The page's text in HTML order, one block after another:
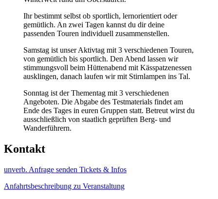
Ihr bestimmt selbst ob sportlich, lernorientiert oder
gemütlich. An zwei Tagen kannst du dir deine
passenden Touren individuell zusammenstellen.
Samstag ist unser Aktivtag mit 3 verschiedenen Touren,
von gemütlich bis sportlich. Den Abend lassen wir
stimmungsvoll beim Hüttenabend mit Kässpatzenessen
ausklingen, danach laufen wir mit Stirnlampen ins Tal.
Sonntag ist der Thementag mit 3 verschiedenen
Angeboten. Die Abgabe des Testmaterials findet am
Ende des Tages in euren Gruppen statt. Betreut wirst du
ausschließlich von staatlich geprüften Berg- und
Wanderführern.
Kontakt
unverb. Anfrage senden Tickets & Infos
Anfahrtsbeschreibung zu Veranstaltung